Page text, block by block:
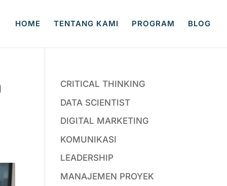
HOME TENTANG KAMI PROGRAM BLOG
CRITICAL THINKING
DATA SCIENTIST
DIGITAL MARKETING
KOMUNIKASI
LEADERSHIP
MANAJEMEN PROYEK